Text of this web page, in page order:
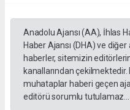
Anadolu Ajansı (AA), İhlas
Haber Ajansı (DHA) ve
haberler, sitemizin
kanallarından
muhataplar haberi geçen
editörü sorumlu tutulamaz...